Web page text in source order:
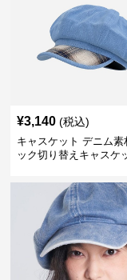
¥3,140 (税込)
キャスケット デニム素
ック切り替えキャスケ